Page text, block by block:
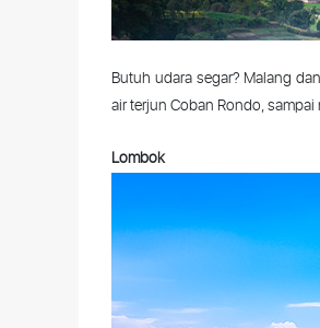
Butuh udara segar? Malang dan
airterjun Coban Rondo,sampai
Lombok